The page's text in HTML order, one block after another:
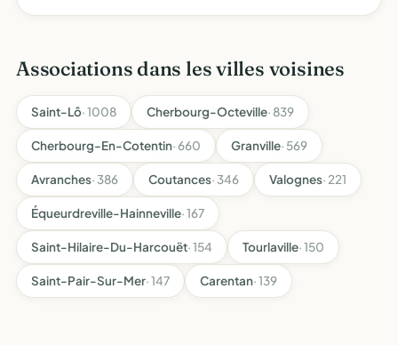
Associations dans les villes voisines
Saint-Lô· 1008 Cherbourg-Octeville· 839
Cherbourg-En-Cotentin· 660 Granville· 569
Avranches· 386 Coutances· 346 Valognes· 221
Équeurdreville-Hainneville· 167
Saint-Hilaire-Du-Harcouët· 154 Tourlaville· 150
Saint-Pair-Sur-Mer· 147 Carentan· 139